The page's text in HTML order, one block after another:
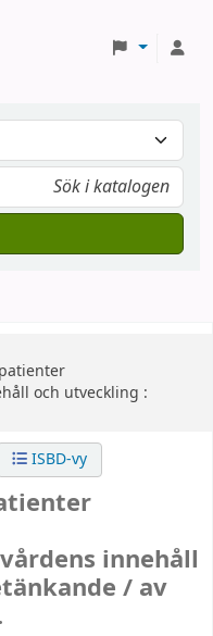
och utveckling :
ISBD-vy
innehåll
/ av